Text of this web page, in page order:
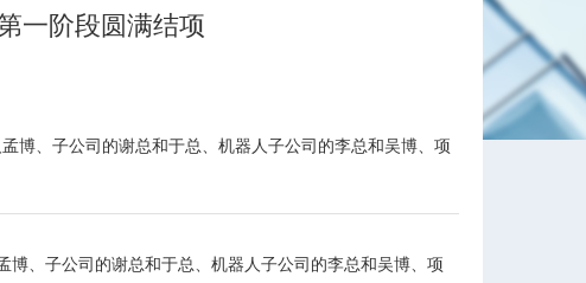
一阶段圆满结项
博、子公司的谢总和于总、机器人子公司的李总和吴博、项
、子公司的谢总和于总、机器人子公司的李总和吴博、项